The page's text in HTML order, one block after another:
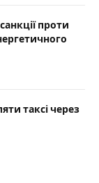
проти
таксі через